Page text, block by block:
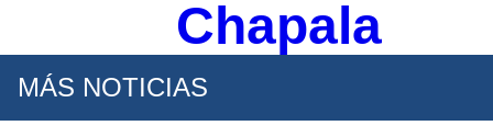
Chapala
MÁS NOTICIAS